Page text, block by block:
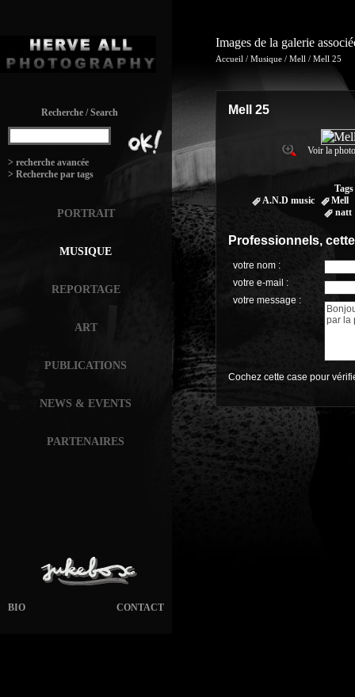
Recherche / Search
> recherche avancée
> Recherche par tags
PORTRAIT
MUSIQUE
REPORTAGE
ART
PUBLICATIONS
NEWS & EVENTS
PARTENAIRES
CONTACT
BIO
Images de la galerie
Accueil / Musique / Mell / Mell 25
Mell 25
Voir la
A.N.D music
Mell
natt
Professionnels,
votre nom :
votre e-mail :
votre message :
Cochez cette case pour